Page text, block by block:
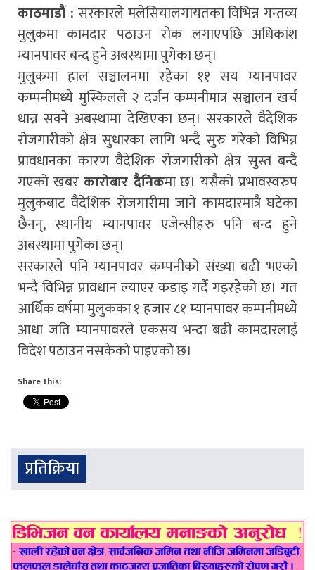
काठमाडौं :सरकारले मलेसियालगायतका विभिन्न गन्तव्य
मुलुकमा कामदार पठाउन रोक लगाएपछि अधिकांश
म्यानपावर बन्द हुने अबस्थामा पुगेका छन्।
मुलुकमा हाल सञ्चालनमा रहेका ११ सय म्यानपावर
कम्पनीमध्ये मुस्किलले २ दर्जन कम्पनीमात्र सञ्चालन खर्च
धान्न सक्ने अबस्थामा देखिएका छन्। सरकारले वैदेशिक
रोजगारीको क्षेत्र सुधारका लागि भन्दै सुरु गरेको विभिन्न
प्रावधानका कारण वैदेशिक रोजगारीको क्षेत्र सुस्त बन्दै
गएको खबर कारोबार दैनिकमा छ। यसैको प्रभावस्वरुप
मुलुकबाट वैदेशिक रोजगारीमा जाने कामदारमात्रै घटेका
छैनन्, स्थानीय म्यानपावर एजेन्सीहरु पनि बन्द हुने
अबस्थामा पुगेका छन्।
सरकारले पनि म्यानपावर कम्पनीको संख्या बढी भएको
भन्दै विभिन्न प्रावधान ल्याएर कडाइ गर्दै गइरहेको छ। गत
आर्थिक वर्षमा मुलुकका १ हजार ८१ म्यानपावर कम्पनीमध्ये
आधा जति म्यानपावरले एकसय भन्दा बढी कामदारलाई
विदेश पठाउन नसकेको पाइएको छ।
Share this:
प्रतिक्रिया